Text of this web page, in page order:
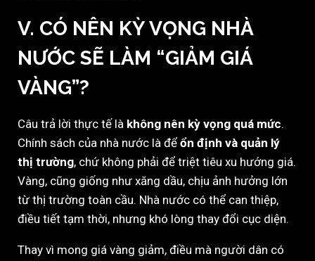
V. CÓ NÊN KỲ VỌNG NHÀ
NƯỚC SẼ LÀM “GIẢM GIÁ
VÀNG”?
Câu trả lời thực tế là không nên kỳ vọng quá mức.
Chính sách của nhà nước là để ổn định và quản lý
thị trường, chứ không phải để triệt tiêu xu hướng giá.
Vàng, cũng giống như xăng dầu, chịu ảnh hưởng lớn
từ thị trường toàn cầu. Nhà nước có thể can thiệp,
điều tiết tạm thời, nhưng khó lòng thay đổi cục diện.
Thay vì mong giá vàng giảm, điều mà người dân có